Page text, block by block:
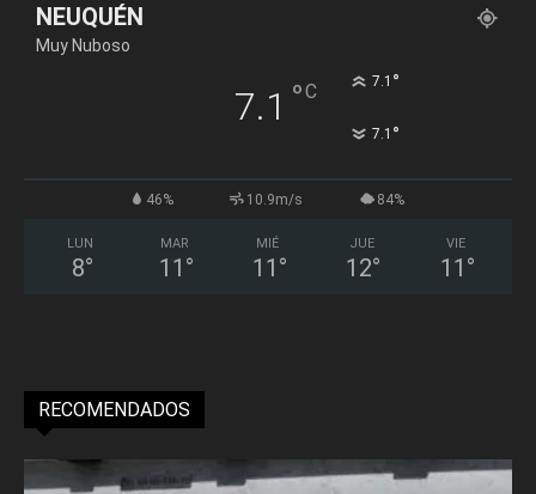
NEUQUÉN
Muy Nuboso
7.1 °C 7.1 °
7.1 °
46% 10.9m/s 84%
LUN
8°
MAR
11 °
MIÉ
11 °
JUE
12°
VIE
11 °
RECOMENDADOS